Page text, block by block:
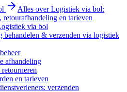
Alles over Logistiek via bol:
retourafhandeling en tarieven
via bol
behandelen & verzenden via logistiek
afhandeling
en tarieven
verzenden